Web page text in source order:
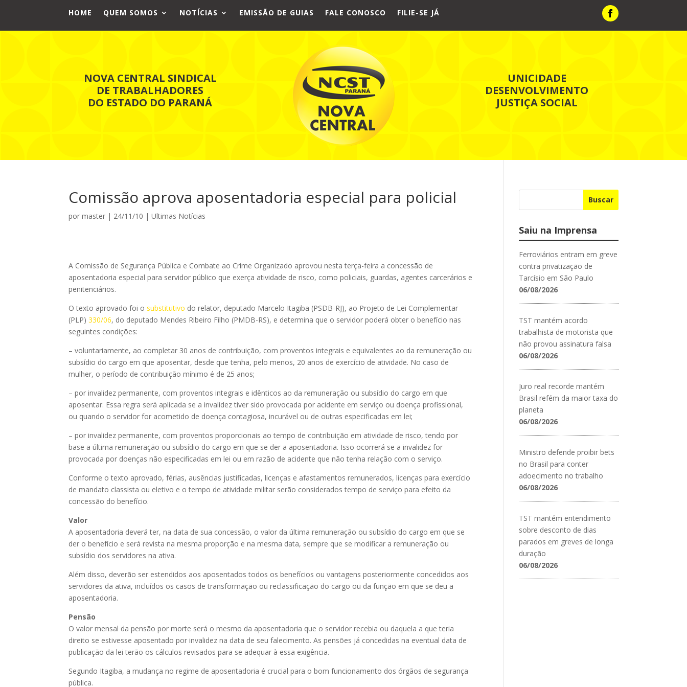
HOME QUEM SOMOS NOTÍCIAS EMISSÃO DE GUIAS FALE CONOSCO FILIE-SE JÁ
NOVA CENTRAL SINDICAL
DE TRABALHADORES
DO ESTADO DO PARANÁ
UNICIDADE
DESENVOLVIMENTO
JUSTIÇA SOCIAL
Comissão aprova aposentadoria especial para policial
pormaster | 24/11/10 |Ultimas Notícias
A Comissão de Segurança Pública e Combate ao Crime Organizado aprovou nesta terça-feira a concessão de
aposentadoria especial para servidor público que exerça atividade de risco, como policiais, guardas, agentes carcerários e
penitenciários.
O texto aprovado foi osubstitutivo do relator, deputado Marcelo Itagiba (PSDB-RJ), ao Projeto de Lei Complementar
(PLP)330/06, do deputado Mendes Ribeiro Filho (PMDB-RS), e determina que o servidor poderá obter o benefício nas
seguintes condições:
– voluntariamente, ao completar 30 anos de contribuição, com proventos integrais e equivalentes ao da remuneração ou
subsídio do cargo em que aposentar, desde que tenha, pelo menos, 20 anos de exercício de atividade. No caso de
mulher, o período de contribuição mínimo é de 25 anos;
– por invalidez permanente, com proventos integrais e idênticos ao da remuneração ou subsídio do cargo em que
aposentar. Essa regra será aplicada se a invalidez tiver sido provocada por acidente em serviço ou doença profissional,
ou quando o servidor for acometido de doença contagiosa, incurável ou de outras especificadas em lei;
– por invalidez permanente, com proventos proporcionais ao tempo de contribuição em atividade de risco, tendo por
base a última remuneração ou subsídio do cargo em que se der a aposentadoria. Isso ocorrerá se a invalidez for
provocada por doenças não especificadas em lei ou em razão de acidente que não tenha relação com o serviço.
Conforme o texto aprovado, férias, ausências justificadas, licenças e afastamentos remunerados, licenças para exercício
de mandato classista ou eletivo e o tempo de atividade militar serão considerados tempo de serviço para efeito da
concessão do benefício.
Valor
A aposentadoria deverá ter, na data de sua concessão, o valor da última remuneração ou subsídio do cargo em que se
der o benefício e será revista na mesma proporção e na mesma data, sempre que se modificar a remuneração ou
subsídio dos servidores na ativa.
Além disso, deverão ser estendidos aos aposentados todos os benefícios ou vantagens posteriormente concedidos aos
servidores da ativa, incluídos os casos de transformação ou reclassificação do cargo ou da função em que se deu a
aposentadoria.
Pensão
O valor mensal da pensão por morte será o mesmo da aposentadoria que o servidor recebia ou daquela a que teria
direito se estivesse aposentado por invalidez na data de seu falecimento. As pensões já concedidas na eventual data de
publicação da lei terão os cálculos revisados para se adequar à essa exigência.
Segundo Itagiba, a mudança no regime de aposentadoria é crucial para o bom funcionamento dos órgãos de segurança
pública.
Buscar
Saiu na Imprensa
Ferroviários entram em greve
contra privatização de
Tarcísio em São Paulo
06/08/2026
TST mantém acordo
trabalhista de motorista que
não provou assinatura falsa
06/08/2026
Juro real recorde mantém
Brasil refém da maior taxa do
planeta
06/08/2026
Ministro defende proibir bets
no Brasil para conter
adoecimento no trabalho
06/08/2026
TST mantém entendimento
sobre desconto de dias
parados em greves de longa
duração
06/08/2026